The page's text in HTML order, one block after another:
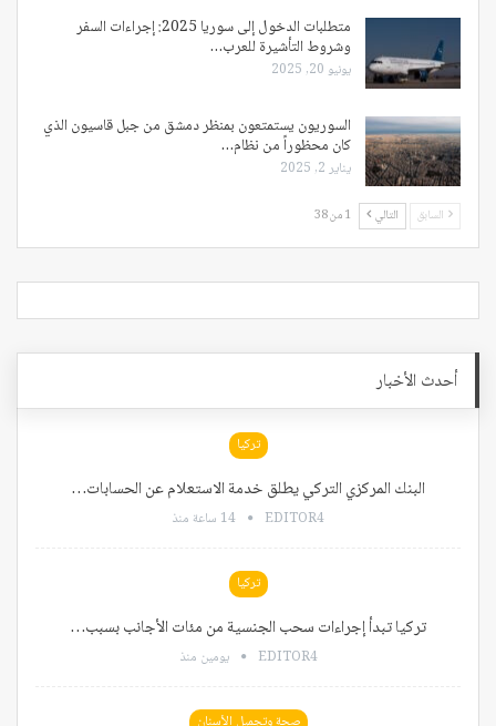
متطلبات الدخول إلى سوريا 2025: إجراءات السفر
وشروط التأشيرة للعرب…
يونيو 20, 2025
السوريون يستمتعون بمنظر دمشق من جبل قاسيون الذي
كان محظوراً من نظام…
يناير 2, 2025
السابق التالي 1 من 38
أحدث الأخبار
تركيا
البنك المركزي التركي يطلق خدمة الاستعلام عن الحسابات…
EDITOR4 14 ساعة منذ
تركيا
تركيا تبدأ إجراءات سحب الجنسية من مئات الأجانب بسبب…
EDITOR4 يومين منذ